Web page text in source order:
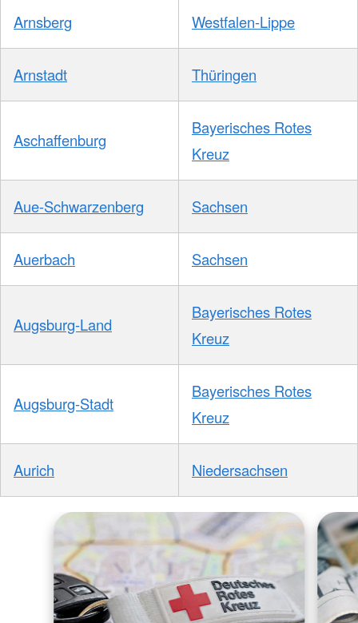
Arnsberg Westfalen-Lippe
Arnstadt Thüringen
Aschaffenburg
Bayerisches Rotes
Kreuz
Aue-Schwarzenberg Sachsen
Auerbach Sachsen
Augsburg-Land
Bayerisches Rotes
Kreuz
Augsburg-Stadt
Bayerisches Rotes
Kreuz
Aurich Niedersachsen